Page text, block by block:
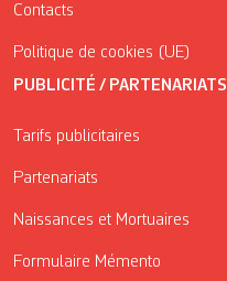
Contacts
Politique de cookies (UE)
PUBLICITÉ / PARTENARIATS
Tarifs publicitaires
Partenariats
Naissances et Mortuaires
Formulaire Mémento